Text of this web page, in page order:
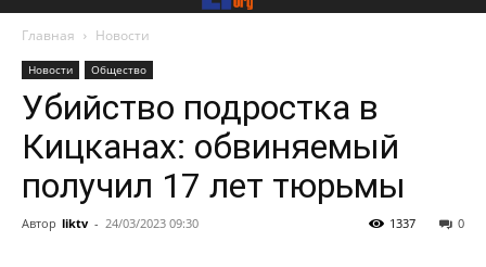
Главная Новости
Новости Общество
Убийство подростка в
Кицканах: обвиняемый
получил 17 лет тюрьмы
Автор liktv - 24/03/2023 09:30 0
1337